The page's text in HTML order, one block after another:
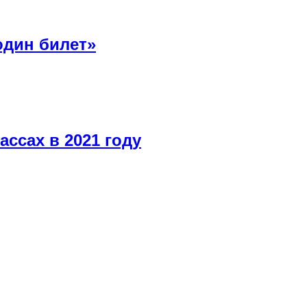
билет»
в 2021 году